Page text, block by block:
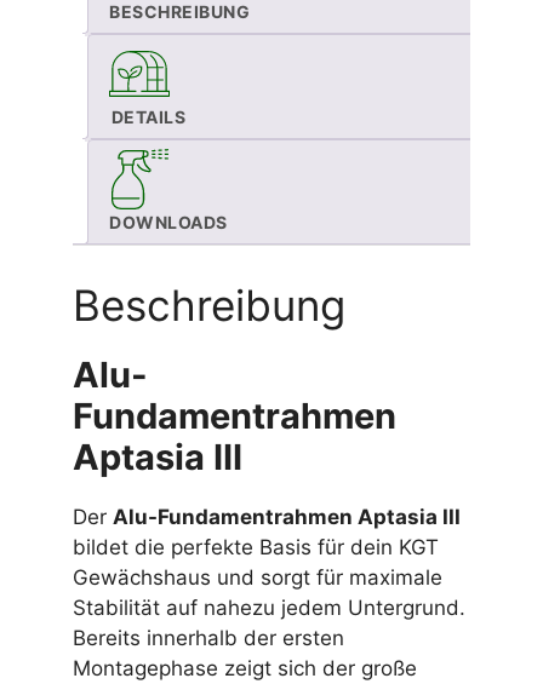
BESCHREIBUNG
DETAILS
DOWNLOADS
Beschreibung
Alu-
Fundamentrahmen
Aptasia III
Der Alu-Fundamentrahmen Aptasia III
bildet die perfekte Basis für dein KGT
Gewächshaus und sorgt für maximale
Stabilität auf nahezu jedem Untergrund.
Bereits innerhalb der ersten
Montagephase zeigt sich der große